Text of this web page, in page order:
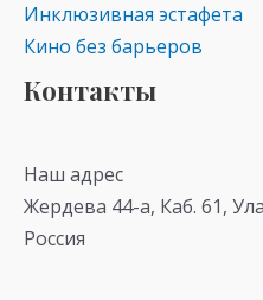
Инклюзивная эстафета
Кино без барьеров
Контакты
Наш адрес
Жердева 44-а, Каб. 61,
Россия